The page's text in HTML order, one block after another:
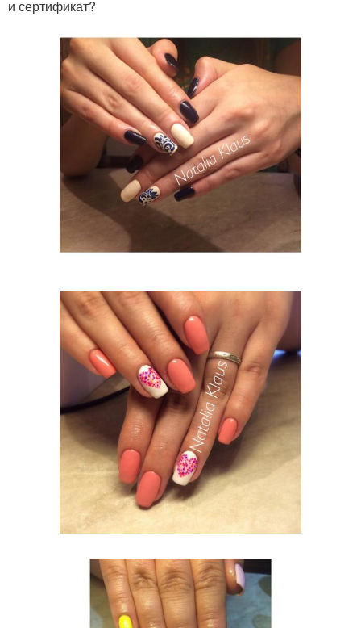
и сертификат?